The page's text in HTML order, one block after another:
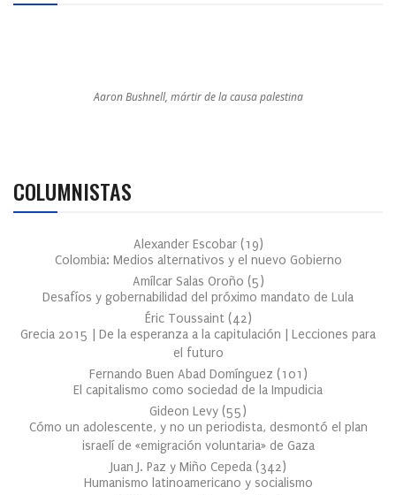
Aaron Bushnell, mártir de la causa palestina
COLUMNISTAS
Alexander Escobar (19)
Colombia: Medios alternativos y el nuevo Gobierno
Amílcar Salas Oroño (5)
Desafíos y gobernabilidad del próximo mandato de Lula
Éric Toussaint (42)
Grecia 2015 | De la esperanza a la capitulación | Lecciones para
el futuro
Fernando Buen Abad Domínguez (101 )
El capitalismo como sociedad de la Impudicia
Gideon Levy (55)
Cómo un adolescente, y no un periodista, desmontó el plan
israelí de «emigración voluntaria» de Gaza
Juan J. Paz y Miño Cepeda (342)
Humanismo latinoamericano y socialismo